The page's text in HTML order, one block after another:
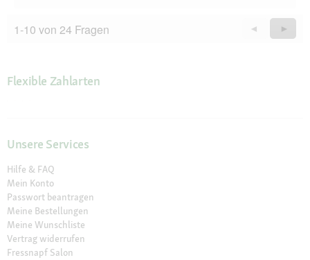
1-10 von 24 Fragen
Zurück
Questions
◄
Weiter
►
Flexible Zahlarten
Unsere Services
Hilfe & FAQ
Mein Konto
Passwort beantragen
Meine Bestellungen
Meine Wunschliste
Vertrag widerrufen
Fressnapf Salon